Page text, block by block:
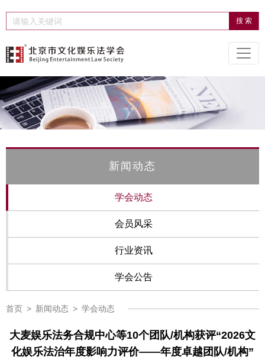
新闻动态
学会动态
会员风采
行业资讯
学会公告
首页 > 新闻动态 > 学会动态